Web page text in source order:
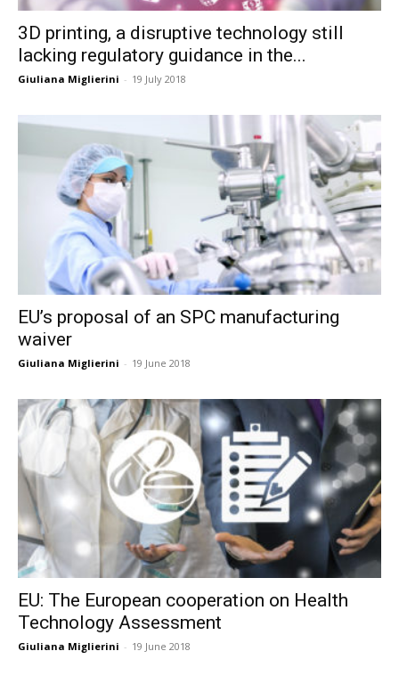
3D printing, a disruptive technology still
lacking regulatory guidance in the...
Giuliana Miglierini - 19 July 2018
EU’s proposal of an SPC manufacturing
waiver
Giuliana Miglierini - 19 June 2018
EU: The European cooperation on Health
Technology Assessment
Giuliana Miglierini - 19 June 2018